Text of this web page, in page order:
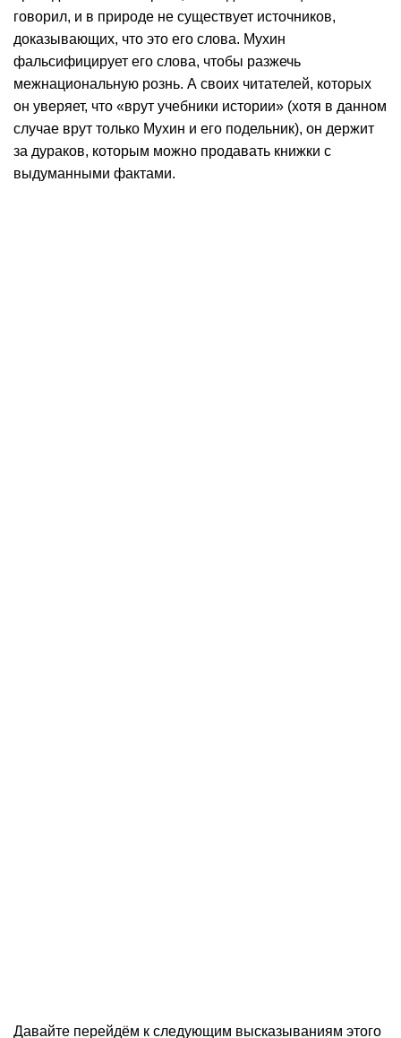
говорил, и в природе не существует источников,
доказывающих, что это его слова. Мухин
фальсифицирует его слова, чтобы разжечь
межнациональную рознь. А своих читателей, которых
он уверяет, что «врут учебники истории» (хотя в данном
случае врут только Мухин и его подельник), он держит
за дураков, которым можно продавать книжки с
выдуманными фактами.
Давайте перейдём к следующим высказываниям этого